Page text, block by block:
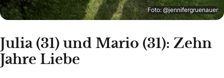
Foto: @jennifergruenauer
Julia (31) und Mario (31): Zehn
Jahre Liebe